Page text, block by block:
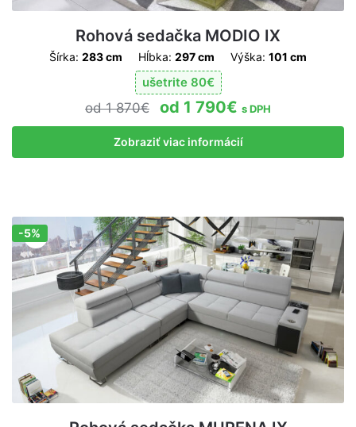
Rohová sedačka MODIO IX
Šírka: 283 cm Hĺbka: 297 cm Výška: 101 cm
ušetrite 80€
1 870€ 1 790€ s DPH
Zobraziť viac informácií
Zľava!
-5%